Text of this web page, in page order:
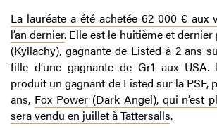
La lauréate a été achetée 62 000 € aux
l’an dernier. Elle est le huitième et
(Kyllachy), gagnante de Listed à 2 ans
fille d’une gagnante de Gr1 aux
produit un gagnant de Listed sur la PSF,
ans, Fox Power (Dark Angel), qui n’est
sera vendu en juillet à Tattersalls.